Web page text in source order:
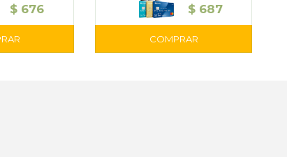
$ 676
$ 687